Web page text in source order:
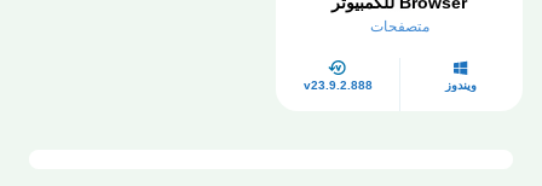
متصفحات
ويندوز v23.9.2.888